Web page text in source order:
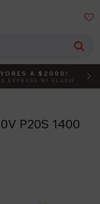

CÓDIGO
A $2000!
EXPRESS NI FLASH
P20S 1400